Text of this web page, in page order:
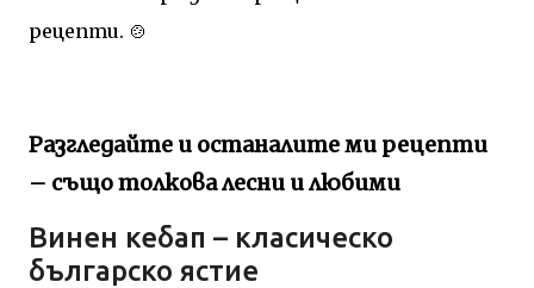
рецепти. 🍲
Разгледайте и останалите ми рецепти
– също толкова лесни и любими
Винен кебап – класическо
българско ястие